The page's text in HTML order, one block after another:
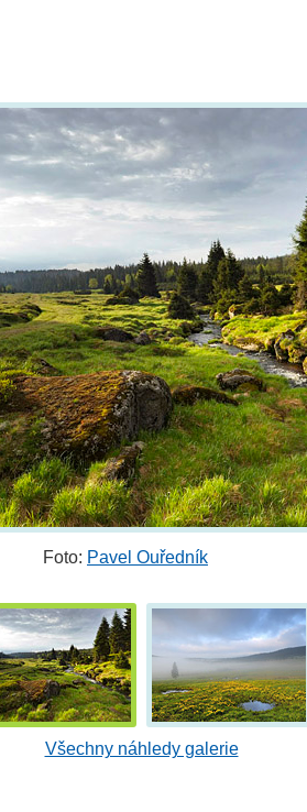
Foto: Pavel Ouředník
Všechny náhledy galerie